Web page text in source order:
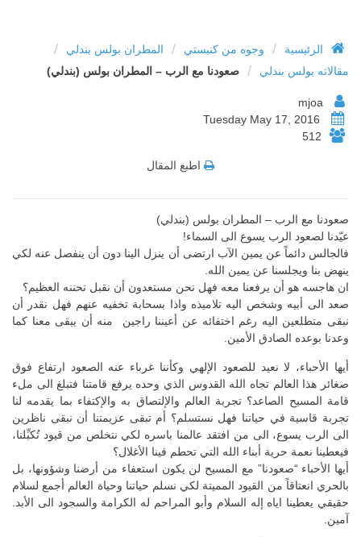
الرئيسية / وجوه من كنيستي / المطران بولس بندلي /
مقالاته بولس بندلي / صعودنا مع الرب – المطران بولس (بندلي)
512
اطبع المقال
صعودنا مع الرب – المطران بولس (بندلي)
عيّدنا لصعود الرب يسوع الى السماء!
فالجالس دائماً عن يمين الآب ارتضى أن ينزل الينا دون أن ينفصل عنه لكي
ينهض بنا ويجلسنا عن يمين الله.
ان هاجسه هو أن يرفعنا معه فهل نحن مستعدون أن نقبل تحننه العظيم؟
صعد الى أبيه وشخص اليه تلاميذه واذا بسحابة تخفيه عنهم فهل نقدر أن
نبقى متطلعين اليه رغم اختفائه عن أعيننا راجين منه أن يبقى معنا كما
وعدنا بوعده الصادق الأمين.
أيها الأحباء، لا نعيد للصعود الإلهي وكأننا غرباء عنه الصعود ارتفاع فوق
صغائر هذا العالم تجاه الله القدوس الذي وحده يرفع قامتنا فتبلغ الى ملء
قامة المسيح الصاعد؟ تجربة العالم والإلتصاق به والإكتفاء بما يقدمه لنا
تجربة قاسية في حياتنا فهل نستسلم؟ أم تبقى عزيمتنا أن نبقى ناظرين
الى الرب يسوع، الى من افتقد عالمنا باسره لكي نتخلص من قيود تُكبِّلنا،
فيعطينا نعمة حرية أبناء الله التي تحطم فينا الأغلال؟
أيها الأحباء “صعودنا” مع المسيح لن يكون استعفاء من أرضنا وشؤونها، بل
بالحري انعتاقاً من القيود المميتة لكي نسلم حياتنا وحياة العالم أجمع لسلام
حقيقي يعطينا اياه إله السلام وأبو المراحم له الكرامة والسجود الى الأبد.
آمين.